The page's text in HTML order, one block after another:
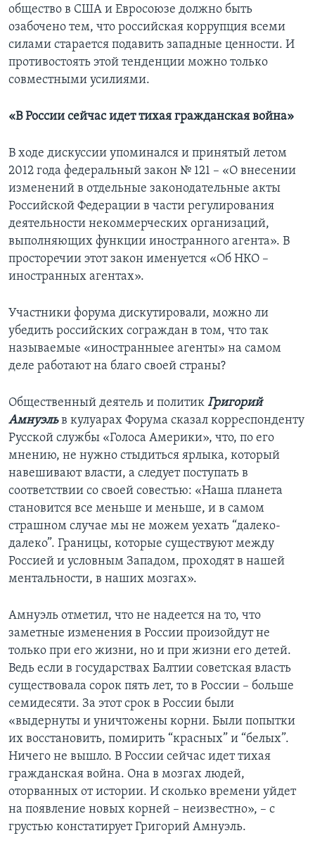
общество в США и Евросоюзе должно быть
озабочено тем, что российская коррупция всеми
силами старается подавить западные ценности. И
противостоять этой тенденции можно только
совместными усилиями.
«В России сейчас идет тихая гражданская война»
В ходе дискуссии упоминался и принятый летом
2012 года федеральный закон № 121 – «О внесении
изменений в отдельные законодательные акты
Российской Федерации в части регулирования
деятельности некоммерческих организаций,
выполняющих функции иностранного агента». В
просторечии этот закон именуется «Об НКО –
иностранных агентах».
Участники форума дискутировали, можно ли
убедить российских сограждан в том, что так
называемые «иностранныее агенты» на самом
деле работают на благо своей страны?
Общественный деятель и политик Григорий
Амнуэльв кулуарах Форума сказал корреспонденту
Русской службы «Голоса Америки», что, по его
мнению, не нужно стыдиться ярлыка, который
навешивают власти, а следует поступать в
соответствии со своей совестью: «Наша планета
становится все меньше и меньше, и в самом
страшном случае мы не можем уехать “далеко-
далеко”. Границы, которые существуют между
Россией и условным Западом, проходят в нашей
ментальности, в наших мозгах».
Амнуэль отметил, что не надеется на то, что
заметные изменения в России произойдут не
только при его жизни, но и при жизни его детей.
Ведь если в государствах Балтии советская власть
существовала сорок пять лет, то в России – больше
семидесяти. За этот срок в России были
«выдернуты и уничтожены корни. Были попытки
их восстановить, помирить “красных” и “белых”.
Ничего не вышло. В России сейчас идет тихая
гражданская война. Она в мозгах людей,
оторванных от истории. И сколько времени уйдет
на появление новых корней – неизвестно», – с
грустью констатирует Григорий Амнуэль.